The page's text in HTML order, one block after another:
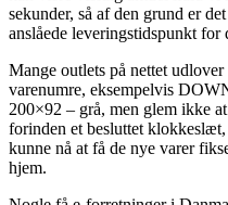
sekunder, så af den grund er
anslåede leveringstidspunkt
Mange outlets på nettet
varenumre, eksempelvis
200×92 – grå, men glem ikke
forinden et besluttet
kunne nå at få de nye varer
hjem.